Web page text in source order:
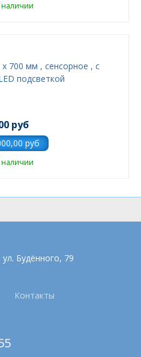
700 мм , сенсорное , с
подсветкой
руб
Будённого, 79
Контакты